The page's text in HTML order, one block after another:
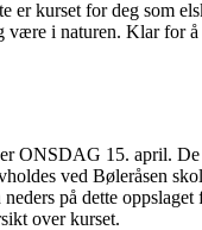
er kurset for deg som
være i naturen. Klar for å
ONSDAG 15. april. De
ved Bøleråsen
på dette oppslaget
over kurset.